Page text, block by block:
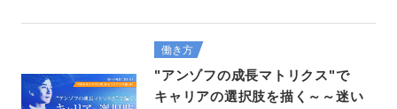
働き方
"アンゾフの成長マトリクス"で
キャリアの選択肢を描く～～迷い